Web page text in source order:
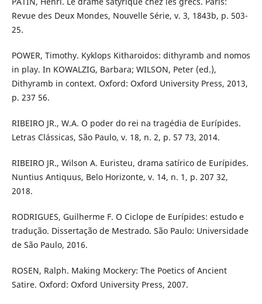
Revue des Deux Mondes, Nouvelle Série, v. 3, 1843b, p. 503-
25.
POWER, Timothy. Kyklops Kitharoidos: dithyramb and nomos
in play. In KOWALZIG, Barbara; WILSON, Peter (ed.),
Dithyramb in context. Oxford: Oxford University Press, 2013,
p. 237 56.
RIBEIRO JR., W.A. O poder do rei na tragédia de Eurípides.
Letras Clássicas, São Paulo, v. 18, n. 2, p. 57 73, 2014.
RIBEIRO JR., Wilson A. Euristeu, drama satírico de Eurípides.
Nuntius Antiquus, Belo Horizonte, v. 14, n. 1, p. 207 32,
2018.
RODRIGUES, Guilherme F. O Ciclope de Eurípides: estudo e
tradução. Dissertação de Mestrado. São Paulo: Universidade
de São Paulo, 2016.
ROSEN, Ralph. Making Mockery: The Poetics of Ancient
Satire. Oxford: Oxford University Press, 2007.